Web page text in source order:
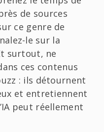
de sources
ce genre de
le sur la
surtout, ne
ces contenus
: ils détournent
et entretiennent
peut réellement